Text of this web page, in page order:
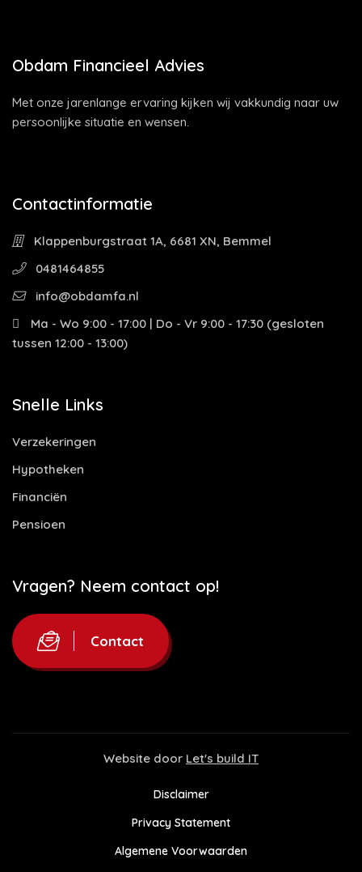
Obdam Financieel Advies
Met onze jarenlange ervaring kijken wij vakkundig naar uw
persoonlijke situatie en wensen.
Contactinformatie
Klappenburgstraat 1A, 6681 XN, Bemmel
0481464855
info@obdamfa.nl
Ma - Wo 9:00 - 17:00 | Do - Vr 9:00 - 17:30 (gesloten
tussen 12:00 - 13:00)
Snelle Links
Verzekeringen
Hypotheken
Financiën
Pensioen
Vragen? Neem contact op!
Contact
Website door Let's build IT
Disclaimer
Privacy Statement
Algemene Voorwaarden